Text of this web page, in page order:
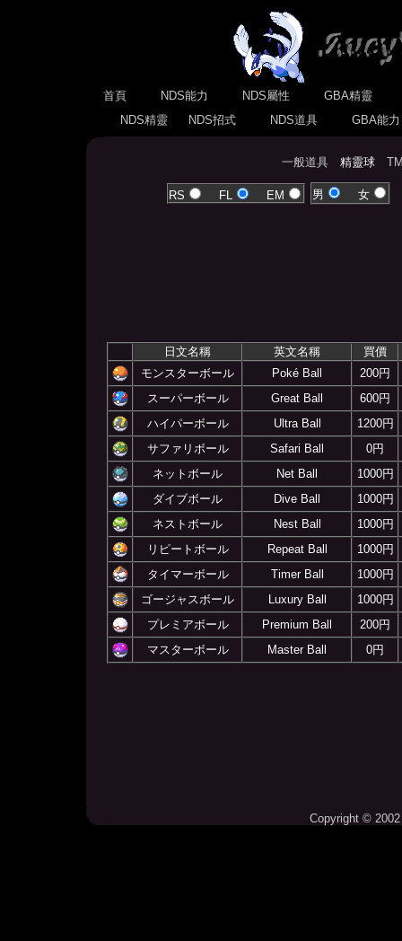
首頁 NDS能力 NDS屬性
GBA精靈
NDS精靈
NDS招式 NDS道具 GBA能
一般道具 精靈球
RS FL EM 男 女
日文名稱 英文名稱
買價
モンスターボール
Poké Ball
200円
スーパーボール
Great Ball
600円
ハイパーボール
Ultra Ball
1200円
サファリボール
Safari Ball
0円
ネットボール
Net Ball
1000円
ダイブボール
Dive Ball
1000円
ネストボール
Nest Ball
1000円
リピートボール
Repeat Ball
1000円
タイマーボール
Timer Ball
1000円
ゴージャスボール
Luxury Ball
1000円
プレミアボール
Premium Ball
200円
マスターボール
Master Ball 0円
Copyright ©